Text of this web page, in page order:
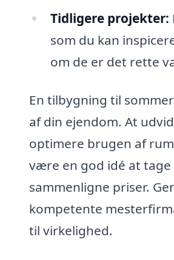
Tidligere projekter:
som du kan
om de er det rette
En tilbygning til
af din ejendom. At
optimere brugen af
være en god idé at
sammenligne priser.
kompetente
til virkelighed.